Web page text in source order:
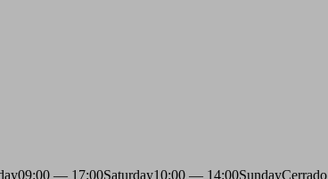
09:00 — 17:00Saturday10:00 — 14:00SundayCerrado